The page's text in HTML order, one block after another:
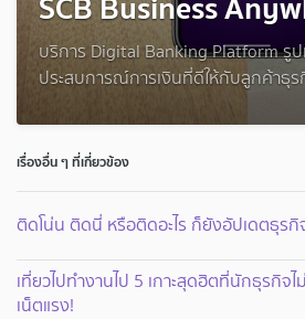
บริการ Digital Banking Platform รู
ประสบการณ์การเงินที่ดีให้กับลูกค้าธุร
เรื่องอื่น ๆ ที่เกี่ยวข้อง
ติดโน่น ติดนี่ หรือติดอะไร ก็ยังอัปเดตธุร
เที่ยวไปทำงานไป 5 เกาะสุดฮิตที่นักธุรกิจ
เน็ตแรง!